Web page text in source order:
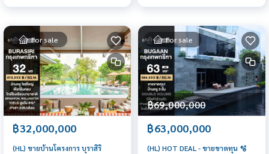
For sale
฿32,000,000
(HL) ขายบ้านโครงการ บุราสิริ
For sale
฿69,000,000
฿63,000,000
(HL) HOT DEAL - ขายขาดทุน 🫧